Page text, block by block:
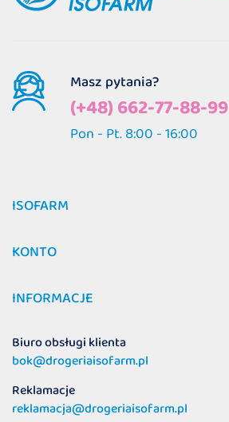
Masz pytania?
(+48) 662-77-88-99
Pon - Pt. 8:00 - 16:00
ISOFARM
KONTO
INFORMACJE
Biuro obsługi klienta
bok@drogeriaisofarm.pl
Reklamacje
reklamacja@drogeriaisofarm.pl